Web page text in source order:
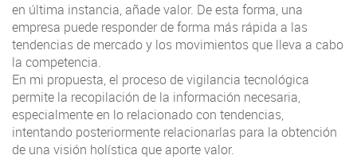
en última instancia, añade valor. De esta forma, una
empresa puede responder de forma más rápida a las
tendencias de mercado y los movimientos que lleva a cabo
la competencia.
En mi propuesta, el proceso de vigilancia tecnológica
permite la recopilación de la información necesaria,
especialmente en lo relacionado con tendencias,
intentando posteriormente relacionarlas para la obtención
de una visión holística que aporte valor.